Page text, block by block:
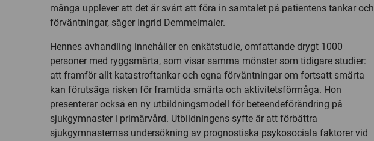
många upplever att det är svårt att föra in samtalet på patientens tankar och
förväntningar, säger Ingrid Demmelmaier.
Hennes avhandling innehåller en enkätstudie, omfattande drygt 1000
personer med ryggsmärta, som visar samma mönster som tidigare studier:
att framför allt katastroftankar och egna förväntningar om fortsatt smärta
kan förutsäga risken för framtida smärta och aktivitetsförmåga. Hon
presenterar också en ny utbildningsmodell för beteendeförändring på
sjukgymnaster i primärvård. Utbildningens syfte är att förbättra
sjukgymnasternas undersökning av prognostiska psykosociala faktorer vid